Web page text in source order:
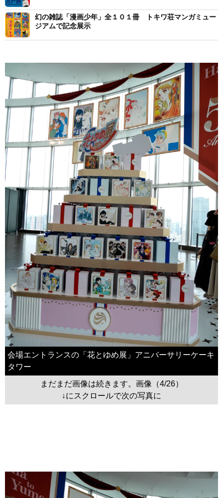
幻の雑誌「漫画少年」全１０１冊 トキワ荘マンガミュー
ジアムで記念展示
会場エントランスの「花とゆめ展」アニバーサリーケーキ
タワー
まだまだ画像は続きます。画像（4/26）
↓にスクロールで次の写真に